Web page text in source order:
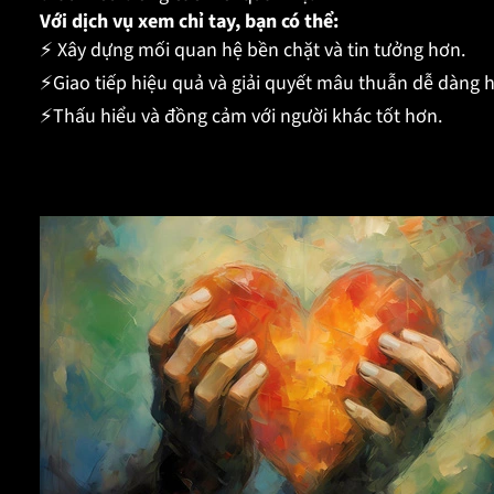
Với dịch vụ xem chỉ tay, bạn có thể:
⚡ Xây dựng mối quan hệ bền chặt và tin tưởng hơn.
⚡Giao tiếp hiệu quả và giải quyết mâu thuẫn dễ dàng
⚡Thấu hiểu và đồng cảm với người khác tốt hơn.